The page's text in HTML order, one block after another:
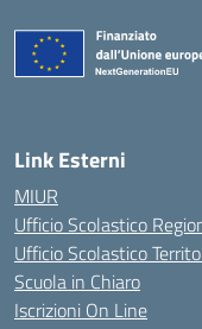
Link Esterni
MIUR
Ufficio Scolastico
Ufficio Scolastico
Scuola in Chiaro
Iscrizioni On Line